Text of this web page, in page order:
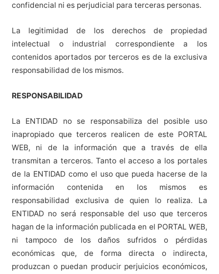
confidencial ni es perjudicial para terceras personas.
La legitimidad de los derechos de propiedad
intelectual o industrial correspondiente a los
contenidos aportados por terceros es de la exclusiva
responsabilidad de los mismos.
RESPONSABILIDAD
La ENTIDAD no se responsabiliza del posible uso
inapropiado que terceros realicen de este PORTAL
WEB, ni de la información que a través de ella
transmitan a terceros. Tanto el acceso a los portales
de la ENTIDAD como el uso que pueda hacerse de la
información contenida en los mismos es
responsabilidad exclusiva de quien lo realiza. La
ENTIDAD no será responsable del uso que terceros
hagan de la información publicada en el PORTAL WEB,
ni tampoco de los daños sufridos o pérdidas
económicas que, de forma directa o indirecta,
produzcan o puedan producir perjuicios económicos,